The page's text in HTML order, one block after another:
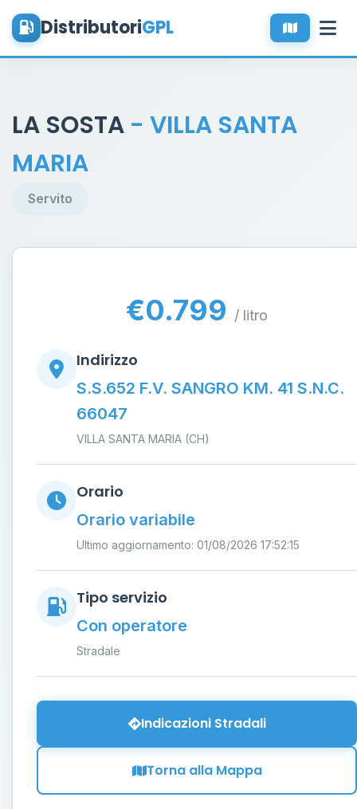
DistributoriGPL
LA SOSTA - VILLA SANTA
MARIA
Servito
€0.799 / litro
Indirizzo
S.S.652 F.V. SANGRO KM. 41 S.N.C.
66047
VILLA SANTA MARIA (CH)
Orario
Orario variabile
Ultimo aggiornamento: 01/08/2026 17:52:15
Tipo servizio
Con operatore
Stradale
Indicazioni Stradali
Torna alla Mappa